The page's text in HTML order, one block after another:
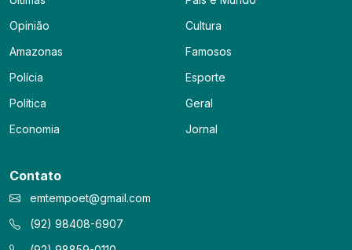
Opinião
Amazonas
Polícia
Política
Economia
Cultura
Famosos
Esporte
Geral
Jornal
Contato
emtempoet@gmail.com
(92) 98408-6907